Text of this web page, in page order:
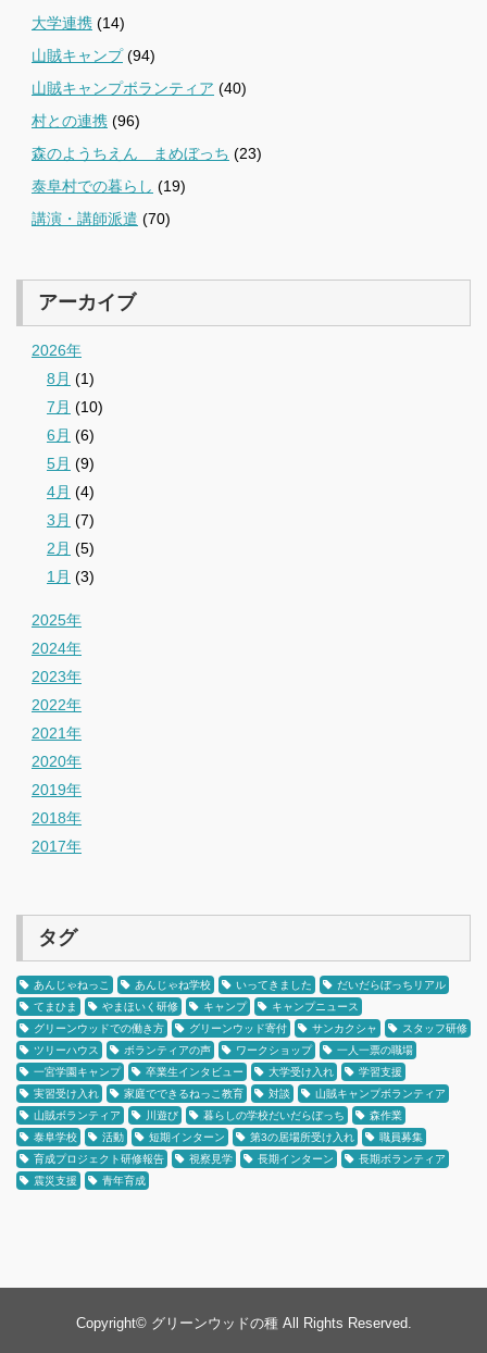
大学連携 (14)
山賊キャンプ(94)
山賊キャンプボランティア (40)
村との連携 (96)
森のようちえん まめぼっち (23)
泰阜村での暮らし (19)
講演・講師派遣 (70)
アーカイブ
2026年
8月 (1)
7月 (10)
6月 (6)
5月 (9)
4月 (4)
3月 (7)
2月 (5)
1月 (3)
2025年
2024年
2023年
2022年
2021年
2020年
2019年
2018年
2017年
タグ
あんじゃねっこ あんじゃね学校 いってきました
だいだらぼっちリアル
てまひま
やまほいく研修 キャンプ
キャンプニュース
グリーンウッドでの働き方
グリーンウッド寄付 サンカクシャ
スタッフ研修
ツリーハウス
ボランティアの声 ワークショップ
一人一票の職場
一宮学園キャンプ
卒業生インタビュー 大学受け入れ
学習支援
実習受け入れ
家庭でできるねっこ教育 対談
山賊キャンプボランティア
山賊ボランティア
川遊び 暮らしの学校だいだらぼっち
森作業
泰阜学校
活動 短期インターン 第3の居場所受け入れ
職員募集
育成プロジェクト研修報告
視察見学 長期インターン
長期ボランティア
震災支援
青年育成
Copyright© グリーンウッドの種All Rights Reserved.